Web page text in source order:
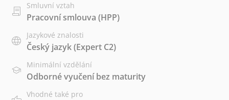
Smluvní vztah
Pracovní smlouva (HPP)
Jazykové znalosti
Český jazyk(Expert C2)
Minimální vzdělání
Odborné vyučení bez maturity
Vhodné také pro